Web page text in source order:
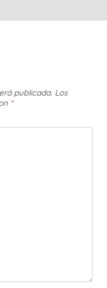
publicada. Los
*